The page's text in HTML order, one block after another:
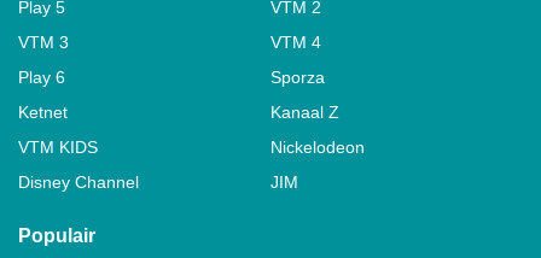
Play 5
VTM 2
VTM 3
VTM 4
Play 6
Sporza
Ketnet
Kanaal Z
VTM KIDS
Nickelodeon
Disney Channel
JIM
Populair